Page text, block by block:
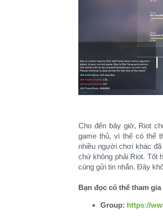
Cho đến bây giờ, Riot
game thủ, vì thế có thể
nhiều người chơi khác
chứ không phải Riot. Tốt
cùng gửi tin nhắn. Đây
Bạn đọc có thể tham gia
Group: https://